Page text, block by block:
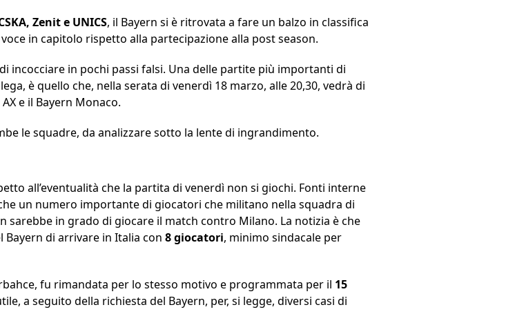
Zenit e UNICS, il Bayern si è ritrovata a fare un balzo in classifica
in capitolo rispetto alla partecipazione alla post season.
incocciare in pochi passi falsi. Una delle partite più importanti di
è quello che, nella serata di venerdì 18 marzo, alle 20,30, vedrà di
e il Bayern Monaco.
le squadre, da analizzare sotto la lente di ingrandimento.
all’eventualità che la partita di venerdì non si giochi. Fonti interne
un numero importante di giocatori che militano nella squadra di
sarebbe in grado di giocare il match contro Milano. La notizia è che
di arrivare in Italia con 8 giocatori, minimo sindacale per
fu rimandata per lo stesso motivo e programmata per il 15
a seguito della richiesta del Bayern, per, si legge, diversi casi di